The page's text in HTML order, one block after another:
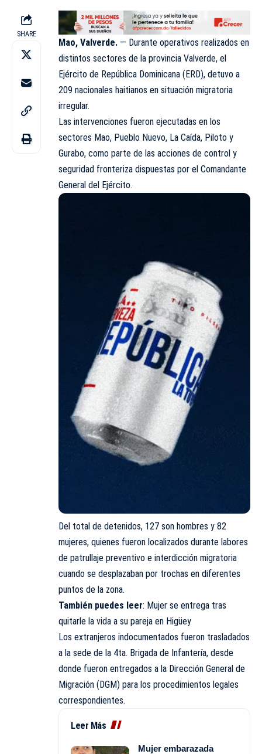
SHARE
Mao, Valverde. — Durante operativos realizados en
distintos sectores de la provincia Valverde, el
Ejército de República Dominicana (ERD), detuvo a
209 nacionales haitianos en situación migratoria
irregular.
Las intervenciones fueron ejecutadas en los
sectores Mao, Pueblo Nuevo, La Caída, Piloto y
Gurabo, como parte de las acciones de control y
seguridad fronteriza dispuestas por el Comandante
General del Ejército.
Del total de detenidos, 127 son hombres y 82
mujeres, quienes fueron localizados durante labores
de patrullaje preventivo e interdicción migratoria
cuando se desplazaban por trochas en diferentes
puntos de la zona.
También puedes leer: Mujer se entrega tras
quitarle la vida a su pareja en Higüey
Los extranjeros indocumentados fueron trasladados
a la sede de la 4ta. Brigada de Infantería, desde
donde fueron entregados a la Dirección General de
Migración (DGM) para los procedimientos legales
correspondientes.
Leer Más
Mujer embarazada